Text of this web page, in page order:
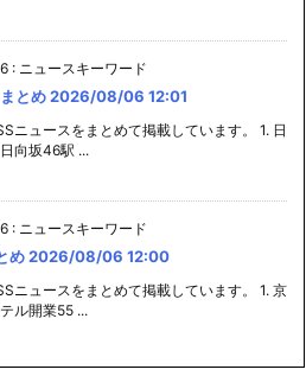
: ニュースキーワード
とめ 2026/08/06 12:01
ニュースをまとめて掲載しています。 1. 日
向坂46駅 ...
: ニュースキーワード
め 2026/08/06 12:00
ニュースをまとめて掲載しています。 1. 京
ル開業55 ...